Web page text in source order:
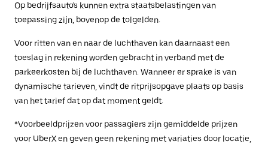
Op bedrijfsauto's kunnen extra staatsbelastingen van
toepassing zijn, bovenop de tolgelden.
Voor ritten van en naar de luchthaven kan daarnaast een
toeslag in rekening worden gebracht in verband met de
parkeerkosten bij de luchthaven. Wanneer er sprake is van
dynamische tarieven, vindt de ritprijsopgave plaats op basis
van het tarief dat op dat moment geldt.
*Voorbeeldprijzen voor passagiers zijn gemiddelde prijzen
voor UberX en geven geen rekening met variaties door locatie,